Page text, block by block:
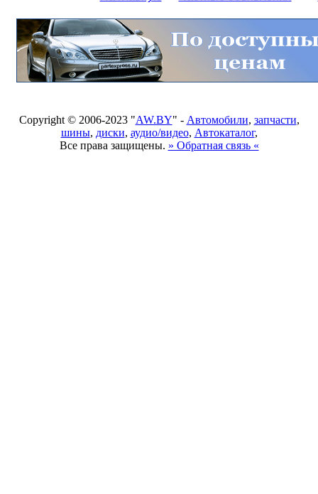
Copyright © 2006-2023 "AW.BY" - Автомобили, запчасти,
шины, диски, аудио/видео, Автокаталог,
Все права защищены. » Обратная связь «